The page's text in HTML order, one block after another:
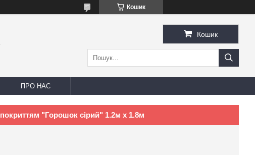
Кошик
Кошик
ПРО НАС
"Горошок сірий" 1.2м х 1.8м